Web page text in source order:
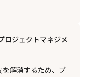
ロジェクトマネジメ
解消するため、ブ